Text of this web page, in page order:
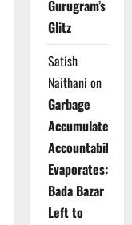
Gurugram’s
Glitz
Satish
Naithani on
Garbage
Accumulates,
Accountability
Evaporates:
Bada Bazar
Left to